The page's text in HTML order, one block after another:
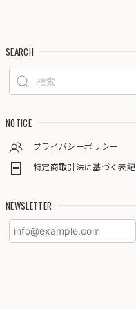
SEARCH
NOTICE
プライバシーポリシー
特定商取引法に基づく表記
NEWSLETTER